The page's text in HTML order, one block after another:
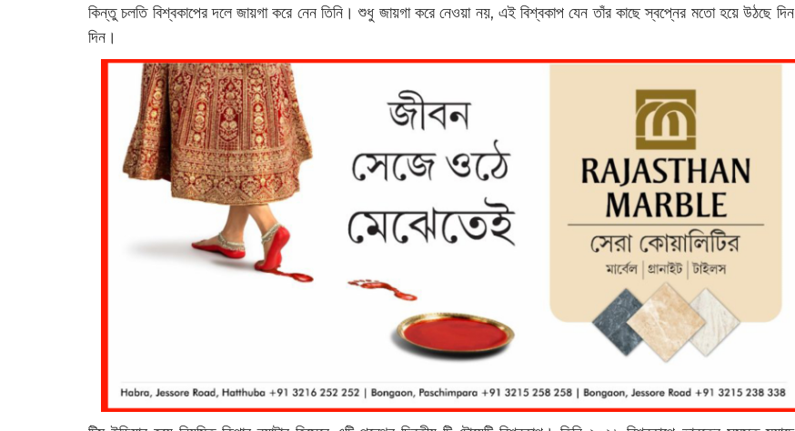
কিন্তু চলতি বিশ্বকাপের দলে জায়গা করে নেন তিনি। শুধু জায়গা করে নেওয়া নয়, এই বিশ্বকাপ যেন তাঁর কাছে স্বপ্নের মতো হয়ে উঠছে দিন
দিন।